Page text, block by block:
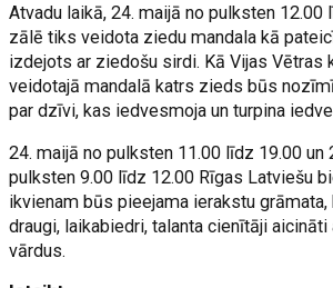
Atvadu laikā, 24. maijā no pulksten 12.00
zālē tiks veidota ziedu mandala kā
izdejots ar ziedošu sirdi. Kā Vijas
veidotajā mandalā katrs zieds būs
par dzīvi, kas iedvesmoja un turpina
24. maijā no pulksten 11.00 līdz 19.00 un
pulksten 9.00 līdz 12.00 Rīgas Latviešu
ikvienam būs pieejama ierakstu grāmata,
draugi, laikabiedri, talanta cienītāji
vārdus.